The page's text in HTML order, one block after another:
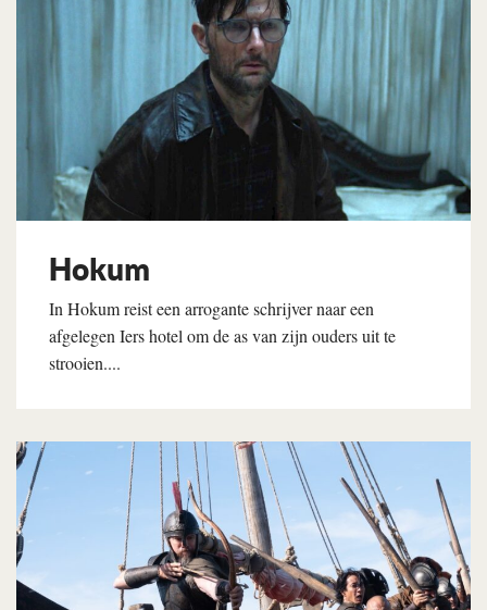
Hokum
In Hokum reist een arrogante schrijver naar een
afgelegen Iers hotel om de as van zijn ouders uit te
strooien....
Lees verder